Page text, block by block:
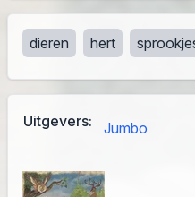
Uitgevers: Jumbo
dieren hert